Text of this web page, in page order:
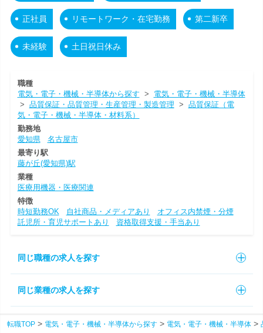
正社員 リモートワーク・在宅勤務 第二新卒
未経験 土日祝日休み
職種
電気・電子・機械・半導体から探す > 電気・電子・機械・半導体
> 品質保証・品質管理・生産管理・製造管理 > 品質保証（電
気・電子・機械・半導体・材料系）
勤務地
愛知県
名古屋市
最寄り駅
藤が丘(愛知県)駅
業種
医療用機器・医療関連
特徴
時短勤務OK
自社商品・メディアあり
オフィス内禁煙・分煙
託児所・育児サポートあり
資格取得支援・手当あり
同じ職種の求人を探す
同じ業種の求人を探す
転職TOP 電気・電子・機械・半導体から探す 電気・電子・機械・半導体